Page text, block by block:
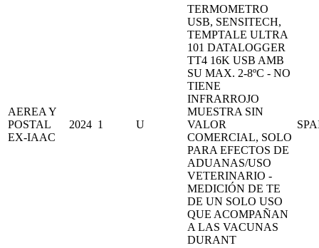
AEREA Y
POSTAL
EX-IAAC
2024 1 U
TERMOMETRO
USB, SENSITECH,
TEMPTALE ULTRA
101 DATALOGGER
TT4 16K USB AMB
SU MAX. 2-8ºC - NO
TIENE
INFRARROJO
MUESTRA SIN
VALOR
COMERCIAL, SOLO
PARA EFECTOS DE
ADUANAS/USO
VETERINARIO -
MEDICIÓN DE TE
DE UN SOLO USO
QUE ACOMPAÑAN
A LAS VACUNAS
DURANT